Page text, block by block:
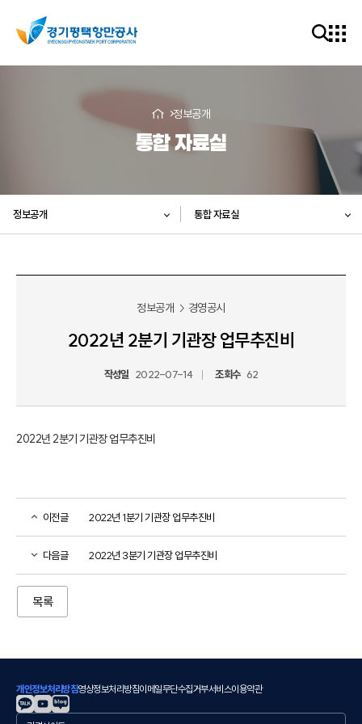
정보공개
통합 자료실
정보공개 통합 자료실
정보공개 경영공시
2022년 2분기 기관장 업무추진비
작성일 2022-07-14 조회수 62
2022년 2분기 기관장 업무추진비
이전글 2022년 1분기 기관장 업무추진비
다음글 2022년 3분기 기관장 업무추진비
목록
개인정보처리방침영상정보처리방침이메일무단수집거부서비스이용약관
관